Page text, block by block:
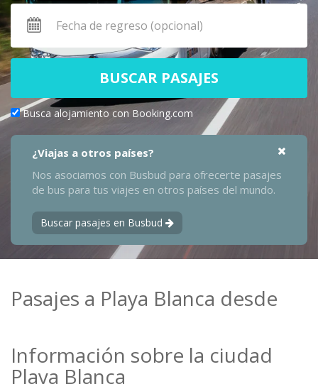
BUSCAR PASAJES
Busca alojamiento con Booking.com
¿Viajas a otros países?
Nos asociamos con Busbud para ofrecerte pasajes
de bus para tus viajes en otros países del mundo.
Buscar pasajes en Busbud
Pasajes a Playa Blanca desde
Información sobre la ciudad
Playa Blanca